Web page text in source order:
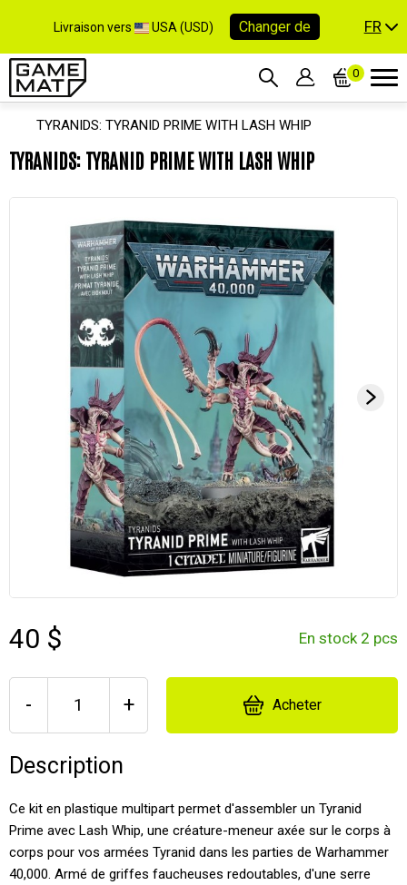
Livraison vers USA (USD) Changer de FR
0
TYRANIDS: TYRANID PRIME WITH LASH WHIP
TYRANIDS: TYRANID PRIME WITH LASH WHIP
40 $ En stock 2 pcs
- + Acheter
Description
Ce kit en plastique multipart permet d'assembler un Tyranid
Prime avec Lash Whip, une créature-meneur axée sur le corps à
corps pour vos armées Tyranid dans les parties de Warhammer
40,000. Armé de griffes faucheuses redoutables, d'une serre